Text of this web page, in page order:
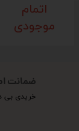
اتمام
موجودی
ضمانت
خریدی بی